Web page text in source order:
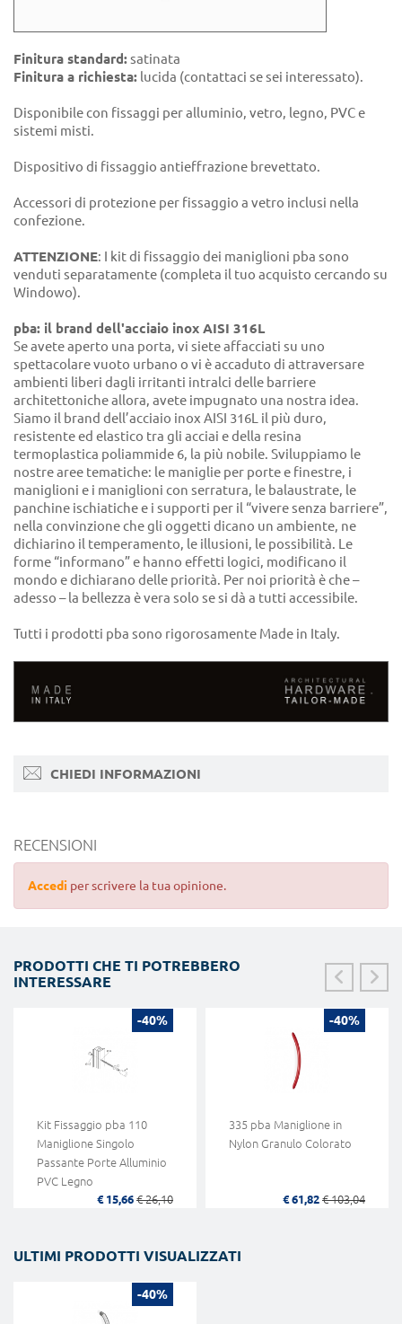
Finitura standard:satinata
Finitura a richiesta: lucida (contattaci se sei interessato).
Disponibile con fissaggi per alluminio, vetro, legno, PVC e
sistemi misti.
Dispositivo di fissaggio antieffrazione brevettato.
Accessori di protezione per fissaggio a vetro inclusi nella
confezione.
ATTENZIONE: I kit di fissaggio dei maniglioni pba sono
venduti separatamente (completa il tuo acquisto cercando su
Windowo).
pba: il brand dell'acciaio inox AISI 316L
Se avete aperto una porta, vi siete affacciati su uno
spettacolare vuoto urbano o vi è accaduto di attraversare
ambienti liberi dagli irritanti intralci delle barriere
architettoniche allora, avete impugnato una nostra idea.
Siamo il brand dell’acciaio inox AISI 316L il più duro,
resistente ed elastico tra gli acciai e della resina
termoplastica poliammide 6, la più nobile. Sviluppiamo le
nostre aree tematiche: le maniglie per porte e finestre, i
maniglioni e i maniglioni con serratura, le balaustrate, le
panchine ischiatiche e i supporti per il “vivere senza barriere”,
nella convinzione che gli oggetti dicano un ambiente, ne
dichiarino il temperamento, le illusioni, le possibilità. Le
forme “informano” e hanno effetti logici, modificano il
mondo e dichiarano delle priorità. Per noi priorità è che –
adesso – la bellezza è vera solo se si dà a tutti accessibile.
Tutti i prodotti pba sono rigorosamente Made in Italy.
CHIEDI INFORMAZIONI
RECENSIONI
Accedi per scrivere la tua opinione.
PRODOTTI CHE TI POTREBBERO
INTERESSARE
-40%
Kit Fissaggio pba 110
Maniglione Singolo
Passante Porte Alluminio
PVC Legno
€ 15,66 € 26,10
-40%
335 pba Maniglione in
Nylon Granulo Colorato
€ 61,82 € 103,04
ULTIMI PRODOTTI VISUALIZZATI
-40%